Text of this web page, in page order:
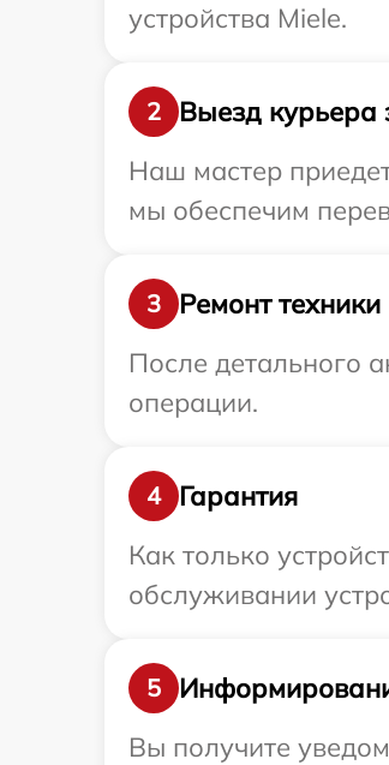
устройства Miele.
2
Выезд курьера
Наш мастер
мы обеспечим
3
Ремонт техники
После детального
операции.
4
Гарантия
Как только
обслуживании
5
Вы получите